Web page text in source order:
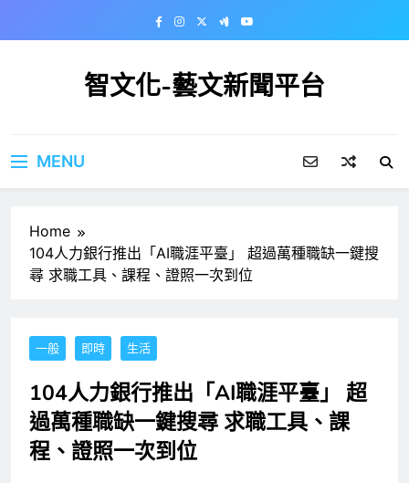
智文化-藝文新聞平台
MENU
Home
104人力銀行推出「AI職涯平臺」 超過萬種職缺一鍵搜
尋 求職工具、課程、證照一次到位
一般 即時 生活
104人力銀行推出「AI職涯平臺」 超
過萬種職缺一鍵搜尋 求職工具、課
程、證照一次到位